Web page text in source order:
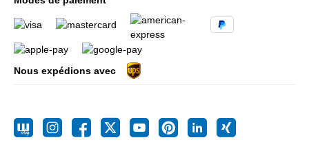
Nous expédions avec